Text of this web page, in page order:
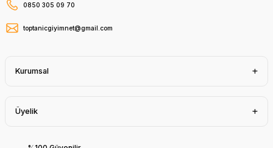
0850 305 09 70
toptanicgiyimnet@gmail.com
Kurumsal
Üyelik